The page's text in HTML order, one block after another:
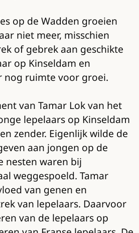
op de Wadden groeien
niet meer, misschien
of gebrek aan geschikte
op Kinseldam en
nog ruimte voor groei.
van Tamar Lok van het
lepelaars op Kinseldam
zender. Eigenlijk wilde de
aan jongen op de
nesten waren bij
weggespoeld. Tamar
van genen en
van lepelaars. Daarvoor
van de lepelaars op